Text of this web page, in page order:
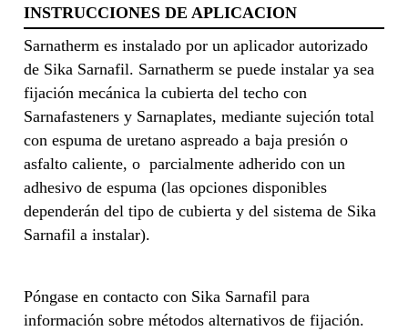
INSTRUCCIONES DE APLICACION
Sarnatherm es instalado por un aplicador autorizado
de Sika Sarnafil. Sarnatherm se puede instalar ya sea
fijación mecánica la cubierta del techo con
Sarnafasteners y Sarnaplates, mediante sujeción total
con espuma de uretano aspreado a baja presión o
asfalto caliente, o parcialmente adherido con un
adhesivo de espuma (las opciones disponibles
dependerán del tipo de cubierta y del sistema de Sika
Sarnafil a instalar).
Póngase en contacto con Sika Sarnafil para
información sobre métodos alternativos de fijación.